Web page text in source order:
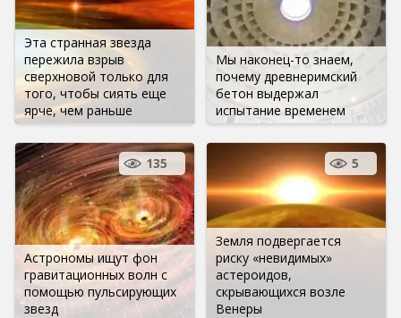
Эта странная звезда
пережила взрыв
сверхновой только для
того, чтобы сиять еще
ярче, чем раньше
Мы наконец-то знаем,
почему древнеримский
бетон выдержал
испытание временем
Астрономы ищут фон
гравитационных волн с
помощью пульсирующих
звезд
135
Земля подвергается
риску «невидимых»
астероидов,
скрывающихся возле
Венеры
5